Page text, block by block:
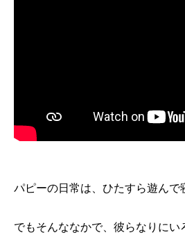
パピーの日常は、ひたすら遊んで
でもそんななかで、彼らなりにい